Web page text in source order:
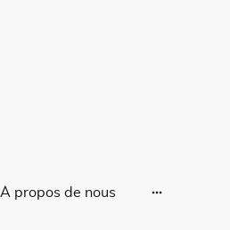
À propos de nous